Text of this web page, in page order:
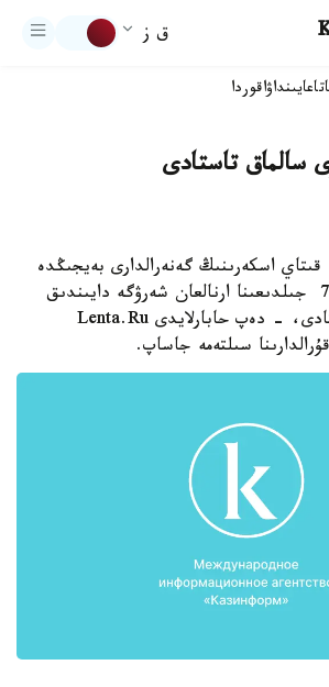
ق ز
تاعايىنداۋاقوردا
سالماق تاستادى
قىتاي اسكەرىنىڭ گەنەرالدارى بەيجىڭدە
وتەتىن جەڭىستىڭ 70 جىلدىعىنا ارنالعان شەرۋگە دايىندىق
كەزىندە سالماق تاستادى، - دەپ حابارلايدى Lenta.Ru
سىلتەمە جاساپ.